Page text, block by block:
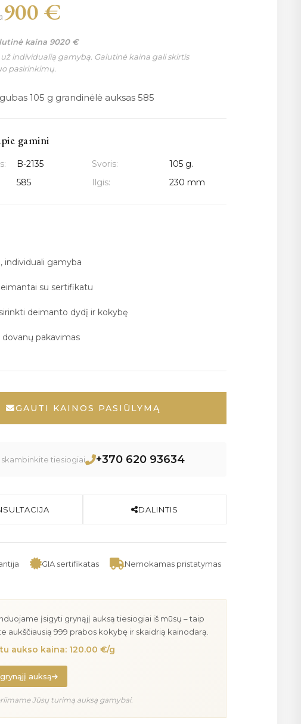
900 €
kaina 9020 €
individualią gamybą. Galutinė kaina gali skirtis
pasirinkimų.
105 g grandinėlė auksas 585
gamini
B-2135 Svoris:
105 g.
585 Ilgis: 230 mm
individuali gamyba
su sertifikatu
deimanto dydį ir kokybę
dovanų pakavimas
GAUTI KAINOS PASIŪLYMĄ
skambinkite tiesiogiai +370 620 93634
DALINTIS
GIA sertifikatas Nemokamas pristatymas
įsigyti grynąjį auksą tiesiogiai iš mūsų – taip
aukščiausią 999 prabos kokybę ir skaidrią kainodarą.
aukso kaina: 120.00 €/g
auksą
Jūsų turimą auksą gamybai.